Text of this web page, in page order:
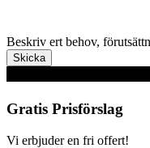
Beskriv ert behov,
Skicka
Gratis Prisförslag
Vi erbjuder en fri offert!